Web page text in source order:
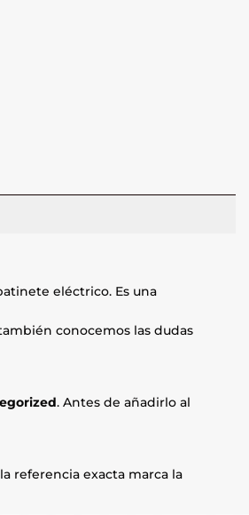
eléctrico. Es una
conocemos las dudas
. Antes de añadirlo al
referencia exacta marca la